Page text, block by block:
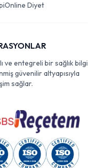
Online Diyet
ve entegreli bir sağlık bilgi
güvenilir altyapısıyla
sağlar.